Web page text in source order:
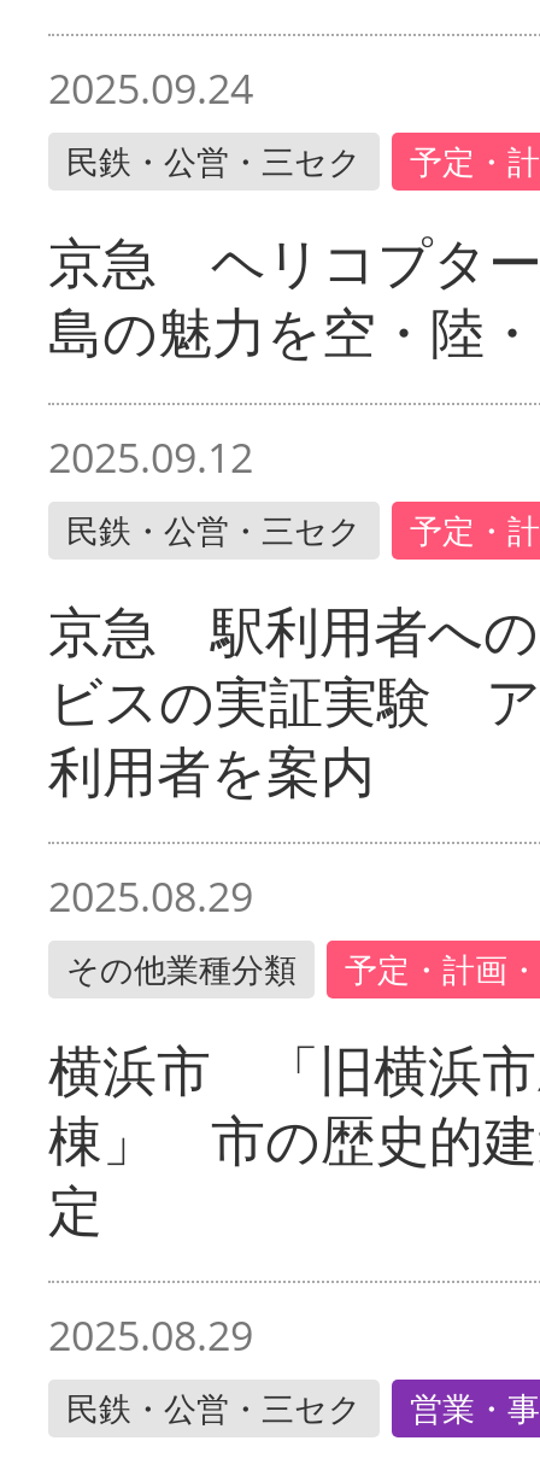
2025.09.24
民鉄・公営・三セク 予定・
京急 ヘリコプタ
島の魅力を空・陸
2025.09.12
民鉄・公営・三セク 予定・
京急 駅利用者へ
ビスの実証実験
利用者を案内
2025.08.29
その他業種分類 予定・計画
横浜市 「旧横浜
棟」 市の歴史的
定
2025.08.29
民鉄・公営・三セク 営業・